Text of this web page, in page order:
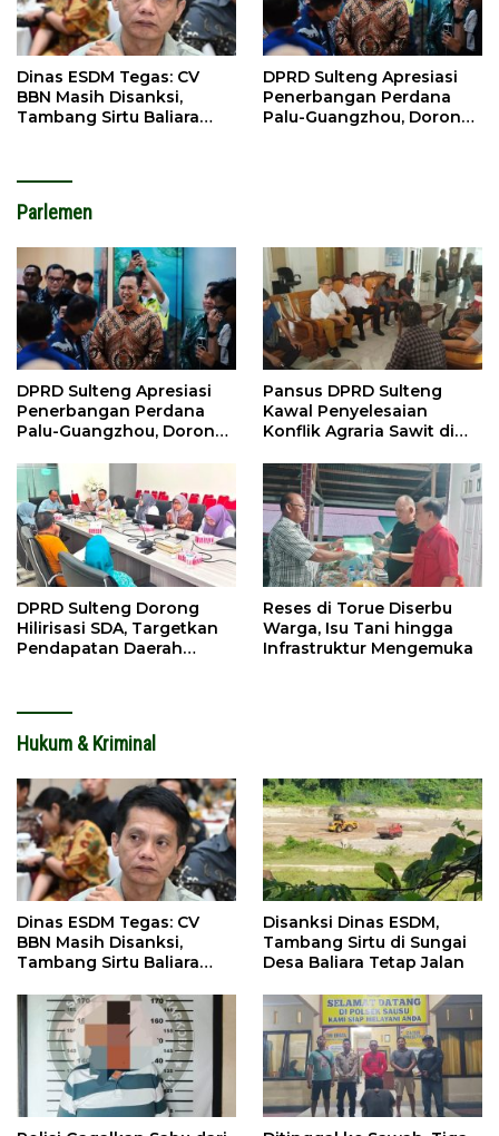
Dinas ESDM Tegas: CV
BBN Masih Disanksi,
Tambang Sirtu Baliara
DPRD Sulteng Apresiasi
Penerbangan Perdana
Palu-Guangzhou, Dorong
Parlemen
DPRD Sulteng Apresiasi
Penerbangan Perdana
Palu-Guangzhou, Dorong
Pansus DPRD Sulteng
Kawal Penyelesaian
Konflik Agraria Sawit di
DPRD Sulteng Dorong
Hilirisasi SDA, Targetkan
Pendapatan Daerah
Reses di Torue Diserbu
Warga, Isu Tani hingga
Infrastruktur Mengemuka
Hukum & Kriminal
Dinas ESDM Tegas: CV
BBN Masih Disanksi,
Tambang Sirtu Baliara
Disanksi Dinas ESDM,
Tambang Sirtu di Sungai
Desa Baliara Tetap Jalan